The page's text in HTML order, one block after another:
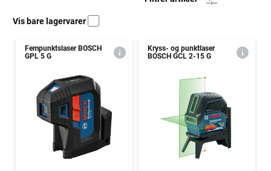
Vis bare lagervarer
Fempunktslaser BOSCH
GPL 5 G
Kryss- og punktlaser
BOSCH GCL 2-15 G